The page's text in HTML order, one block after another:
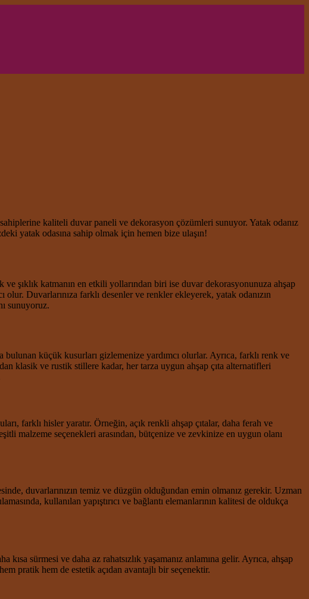
kaliteli duvar paneli ve dekorasyon çözümleri sunuyor. Yatak odanız
yatak odasına sahip olmak için hemen bize ulaşın!
şıklık katmanın en etkili yollarından biri ise duvar dekorasyonunuza ahşap
Duvarlarınıza farklı desenler ve renkler ekleyerek, yatak odanızın
sunuyoruz.
küçük kusurları gizlemenize yardımcı olurlar. Ayrıca, farklı renk ve
klasik ve rustik stillere kadar, her tarza uygun ahşap çıta alternatifleri
farklı hisler yaratır. Örneğin, açık renkli ahşap çıtalar, daha ferah ve
malzeme seçenekleri arasından, bütçenize ve zevkinize en uygun olanı
duvarlarınızın temiz ve düzgün olduğundan emin olmanız gerekir. Uzman
kullanılan yapıştırıcı ve bağlantı elemanlarının kalitesi de oldukça
sürmesi ve daha az rahatsızlık yaşamanız anlamına gelir. Ayrıca, ahşap
pratik hem de estetik açıdan avantajlı bir seçenektir.